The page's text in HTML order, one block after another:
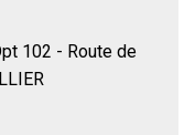
102 - Route de